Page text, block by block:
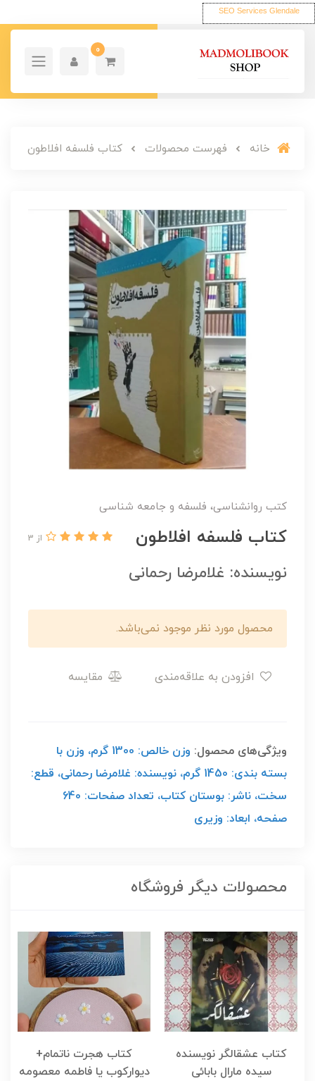
SEO Services Glendale
0
خانه فهرست محصولات کتاب فلسفه افلاطون
کتب روانشناسی، فلسفه و جامعه شناسی
کتاب فلسفه افلاطون از 3
نویسنده: غلامرضا رحمانی
محصول مورد نظر موجود نمی‌باشد.
مقایسه
ویژگی‌های محصول:
وزن خالص: 1300 گرم، وزن با
بسته بندی: 1450 گرم، نویسنده: غلامرضا رحمانی، قطع:
سخت، ناشر: بوستان کتاب، تعداد صفحات: 640
صفحه، ابعاد: وزیری
محصولات دیگر فروشگاه
کتاب عشقالگر نویسنده
سیده مارال بابائی
کتاب هجرت ناتمام+
دیوارکوب یا فاطمه معصومه